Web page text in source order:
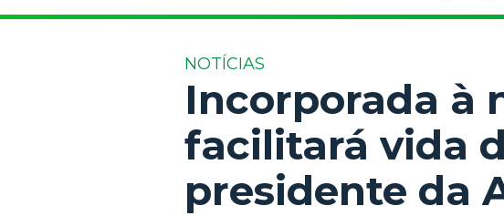
NOTÍCIAS
Incorporada à
facilitará vida
presidente da